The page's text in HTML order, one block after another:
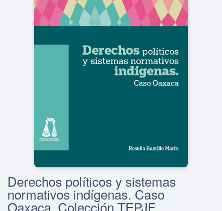
Derechos políticos y sistemas
normativos indígenas. Caso
Oaxaca. Colección TEPJF